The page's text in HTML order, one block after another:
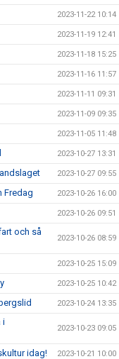
2023-11-22 10:14
2023-11-19 12:41
2023-11-18 15:25
2023-11-16 11:57
2023-11-11 09:31
2023-11-09 09:35
2023-11-05 11:48
2023-10-27 13:31
2023-10-27 09:55
Fredag 2023-10-26 16:00
2023-10-26 09:51
och så
2023-10-26 08:59
2023-10-25 15:09
2023-10-25 10:42
2023-10-24 13:35
i
2023-10-23 09:05
idag! 2023-10-21 10:00